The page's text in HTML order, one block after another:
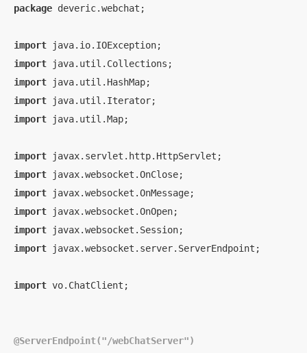
package deveric.webchat;
import
import
import
import
import java.util.Map;
import
import
import
import
import
import javax.websocket.server.ServerEndpoint;
import vo.ChatClient;
@ServerEndpoint("/webChatServer")